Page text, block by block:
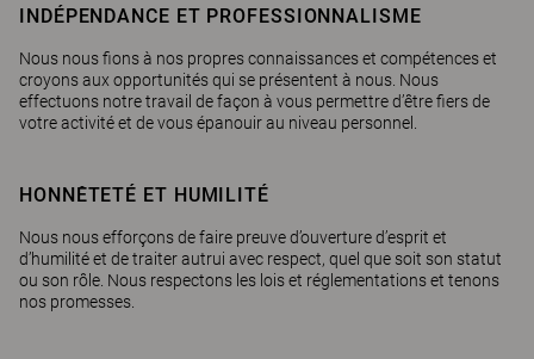
INDÉPENDANCE ET PROFESSIONNALISME
Nous nous fions à nos propres connaissances et compétences et
croyons aux opportunités qui se présentent à nous. Nous
effectuons notre travail de façon à vous permettre d’être fiers de
votre activité et de vous épanouir au niveau personnel.
HONNÊTETÉ ET HUMILITÉ
Nous nous efforçons de faire preuve d’ouverture d’esprit et
d’humilité et de traiter autrui avec respect, quel que soit son statut
ou son rôle. Nous respectons les lois et réglementations et tenons
nos promesses.